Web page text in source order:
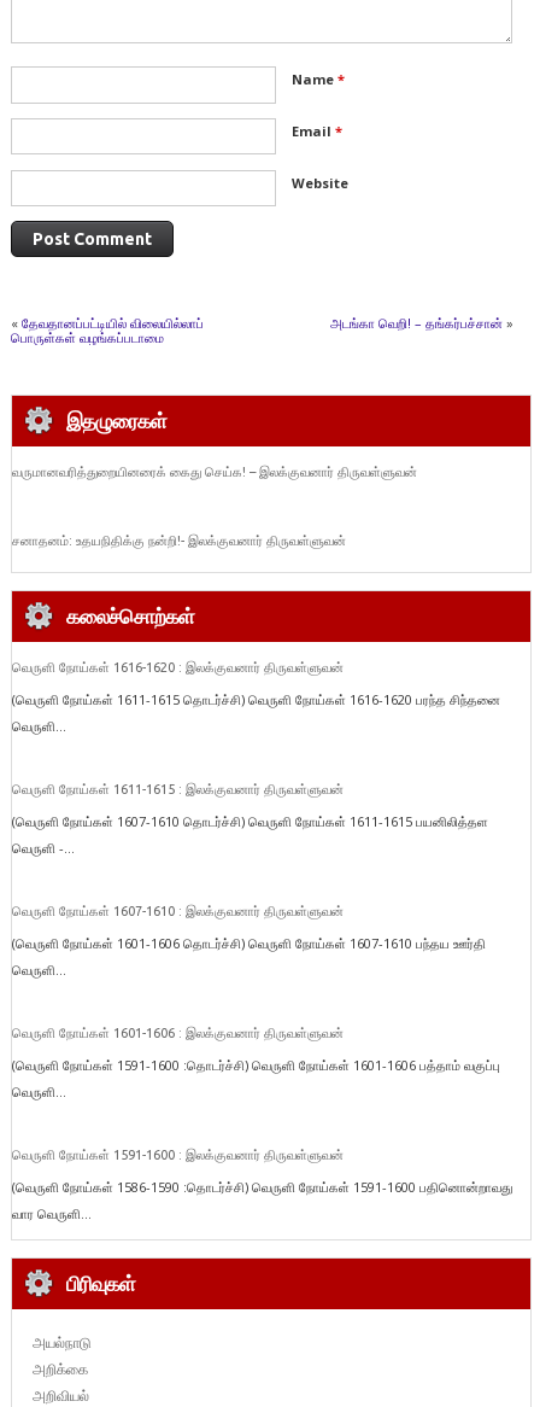
Name *
Email *
Website
« தேவதானப்பட்டியில் விலையில்லாப்
பொருள்கள் வழங்கப்படாமை
அடங்கா வெறி! – தங்கர்பச்சான் »
இதழுரைகள்
வருமானவரித்துறையினரைக் கைது செய்க! – இலக்குவனார் திருவள்ளுவன்
சனாதனம்: உதயநிதிக்கு நன்றி!- இலக்குவனார் திருவள்ளுவன்
கலைச்சொற்கள்
வெருளி நோய்கள் 1616-1620 : இலக்குவனார் திருவள்ளுவன்
(வெருளி நோய்கள் 1611-1615 தொடர்ச்சி) வெருளி நோய்கள் 1616-1620 பரந்த சிந்தனை
வெருளி...
வெருளி நோய்கள் 1611-1615 : இலக்குவனார் திருவள்ளுவன்
(வெருளி நோய்கள் 1607-1610 தொடர்ச்சி) வெருளி நோய்கள் 1611-1615 பயனிலித்தள
வெருளி -...
வெருளி நோய்கள் 1607-1610 : இலக்குவனார் திருவள்ளுவன்
(வெருளி நோய்கள் 1601-1606 தொடர்ச்சி) வெருளி நோய்கள் 1607-1610 பந்தய ஊர்தி
வெருளி...
வெருளி நோய்கள் 1601-1606 : இலக்குவனார் திருவள்ளுவன்
(வெருளி நோய்கள் 1591-1600 :தொடர்ச்சி) வெருளி நோய்கள் 1601-1606 பத்தாம் வகுப்பு
வெருளி...
வெருளி நோய்கள் 1591-1600 : இலக்குவனார் திருவள்ளுவன்
(வெருளி நோய்கள் 1586-1590 :தொடர்ச்சி) வெருளி நோய்கள் 1591-1600 பதினொன்றாவது
வார வெருளி...
பிரிவுகள்
அயல்நாடு
அறிக்கை
அறிவியல்